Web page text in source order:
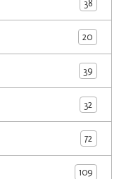
38
20
39
32
72
109